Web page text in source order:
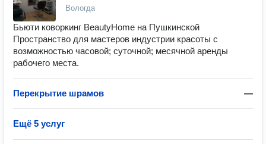
Вологда
Бьюти коворкинг BeautyHome на Пушкинской
Пространство для мастеров индустрии красоты с
возможностью часовой; суточной; месячной аренды
рабочего места.
Перекрытие шрамов —
Ещё 5 услуг